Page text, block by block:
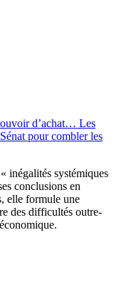
d’achat… Les
pour combler les
inégalités systémiques
conclusions en
elle formule une
des difficultés outre-